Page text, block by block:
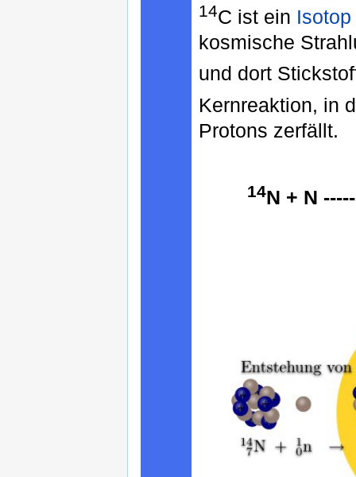
14C ist ein Isotop
kosmische
und dort
Kernreaktion, in
Protons zerfällt.
14N + N